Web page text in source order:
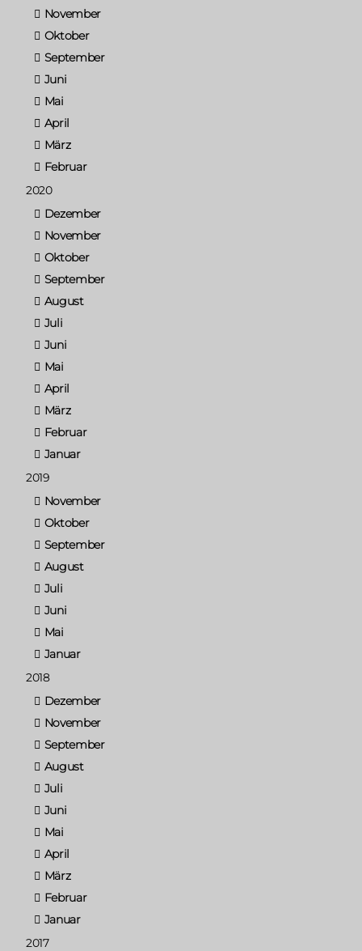
November
Oktober
September
Juni
Mai
April
März
Februar
2020
Dezember
November
Oktober
September
August
Juli
Juni
Mai
April
März
Februar
Januar
2019
November
Oktober
September
August
Juli
Juni
Mai
Januar
2018
Dezember
November
September
August
Juli
Juni
Mai
April
März
Februar
Januar
2017